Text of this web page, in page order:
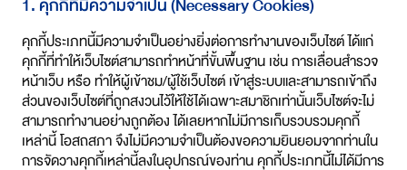
1. คุกกี้ที่มีความจำเป็น (Necessary Cookies)
คุกกี้ประเภทนี้มีความจำเป็นอย่างยิ่งต่อการทำงานของเว็บไซต์ ได้แก่
คุกกี้ที่ทำให้เว็บไซต์สามารถทำหน้าที่ขั้นพื้นฐาน เช่น การเลื่อนสำรวจ
หน้าเว็บ หรือ ทำให้ผู้เข้าชม/ผู้ใช้เว็บไซต์ เข้าสู่ระบบและสามารถเข้าถึง
ส่วนของเว็บไซต์ที่ถูกสงวนไว้ให้ใช้ได้เฉพาะสมาชิกเท่านั้นเว็บไซต์จะไม่
สามารถทำงานอย่างถูกต้อง ได้เลยหากไม่มีการเก็บรวบรวมคุกกี้
เหล่านี้ โอสถสภา จึงไม่มีความจำเป็นต้องขอความยินยอมจากท่านใน
การจัดวางคุกกี้เหล่านี้ลงในอุปกรณ์ของท่าน คุกกี้ประเภทนี้ไม่ได้มีการ